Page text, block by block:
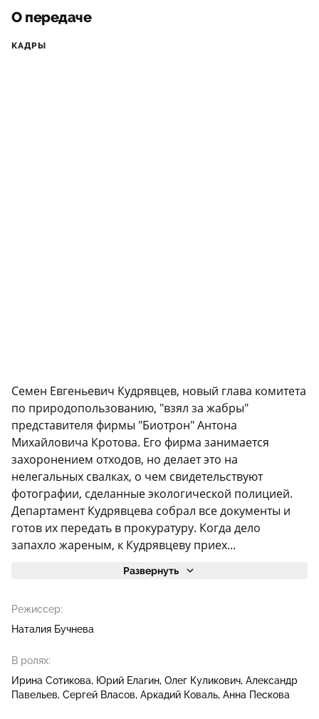
О передаче
КАДРЫ
Семен Евгеньевич Кудрявцев, новый глава комитета
по природопользованию, "взял за жабры"
представителя фирмы "Биотрон" Антона
Михайловича Кротова. Его фирма занимается
захоронением отходов, но делает это на
нелегальных свалках, о чем свидетельствуют
фотографии, сделанные экологической полицией.
Департамент Кудрявцева собрал все документы и
готов их передать в прокуратуру. Когда дело
запахло жареным, к Кудрявцеву приех...
Развернуть
Режиссер:
Наталия Бучнева
В ролях:
Ирина Сотикова
Юрий Елагин Олег Куликович Александр
Павельев Сергей Власов Аркадий Коваль Анна Пескова